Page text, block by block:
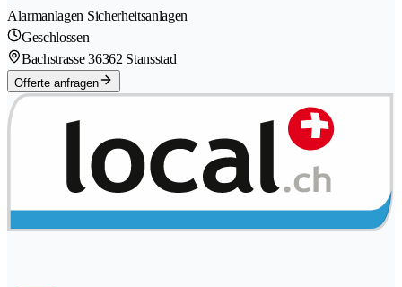
Alarmanlagen Sicherheitsanlagen
Geschlossen
Bachstrasse 36362 Stansstad
Offerte anfragen